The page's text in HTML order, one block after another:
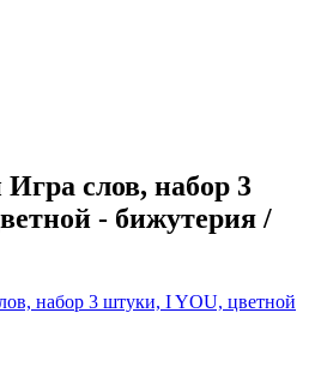
Игра слов, набор 3
- бижутерия /